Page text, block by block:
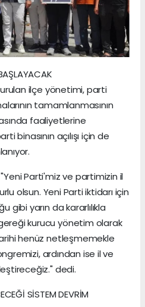
ilçe yönetimi, parti
tamamlanmasının
faaliyetlerine
binasının açılışı için de
Parti'miz ve partimizin il
olsun. Yeni Parti iktidarı için
gibi yarın da kararlılıkla
kurucu yönetim olarak
henüz netleşmemekle
ardından ise il ve
dedi.
SİSTEM DEVRİM